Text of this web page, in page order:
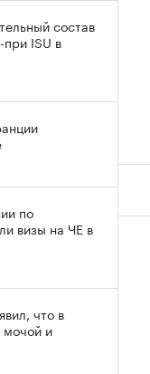
состав
ISU в
по
визы на ЧЕ в
что в
мочой и